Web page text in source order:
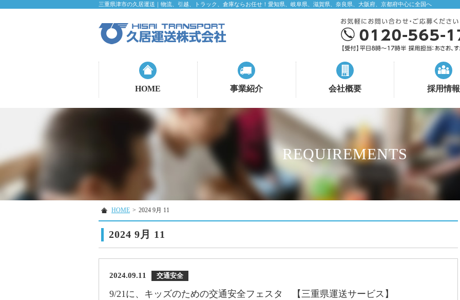
三重県津市の久居運送｜物流、引越、トラック、倉庫ならお任せ！愛知県、岐阜県、滋賀県、奈良県、大阪府、京都府中心に全国へ
HOME 事業紹介 会社概要 採用情報
REQUIREMENTS
HOME > 2024 9月 11
2024 9月 11
2024.09.11 交通安全
9/21に、キッズのための交通安全フェスタ 【三重県運送サービス】